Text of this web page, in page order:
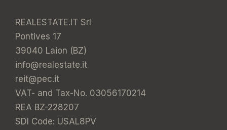
REALESTATE.IT Srl
Pontives 17
39040 Laion (BZ)
info@realestate.it
reit@pec.it
VAT- and Tax-No. 03056170214
REA BZ-228207
SDI Code: USAL8PV